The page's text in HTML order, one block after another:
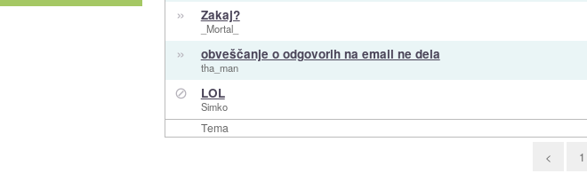
Tema
» Zakaj?
_Mortal_
» obveščanje o odgovorih na email ne dela
tha_man
⊘ LOL
Simko
< 1